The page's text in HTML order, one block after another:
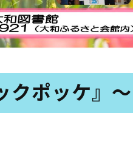
クポッケ』～